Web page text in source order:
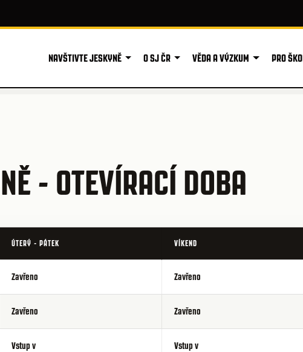
NAVŠTIVTE JESKYNĚ O SJ ČR VĚDA A VÝZKUM PRO
- OTEVÍRACÍ DOBA
ÚTERÝ - PÁTEK VÍKEND
Zavřeno Zavřeno
Zavřeno Zavřeno
Vstup v Vstup v